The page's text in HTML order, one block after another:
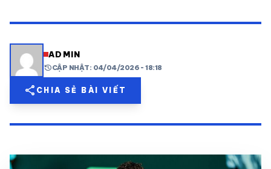
share mailADMIN
historyCẬP NHẬT: 04/04/2026 - 18:18
share CHIA SẺ BÀI VIẾT